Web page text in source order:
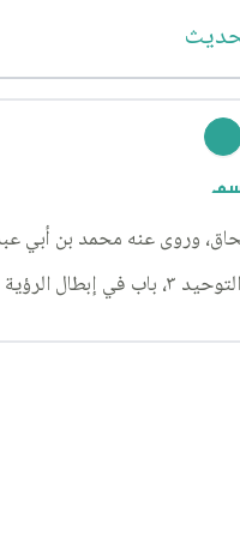
وروى عنه محمد بن أبي